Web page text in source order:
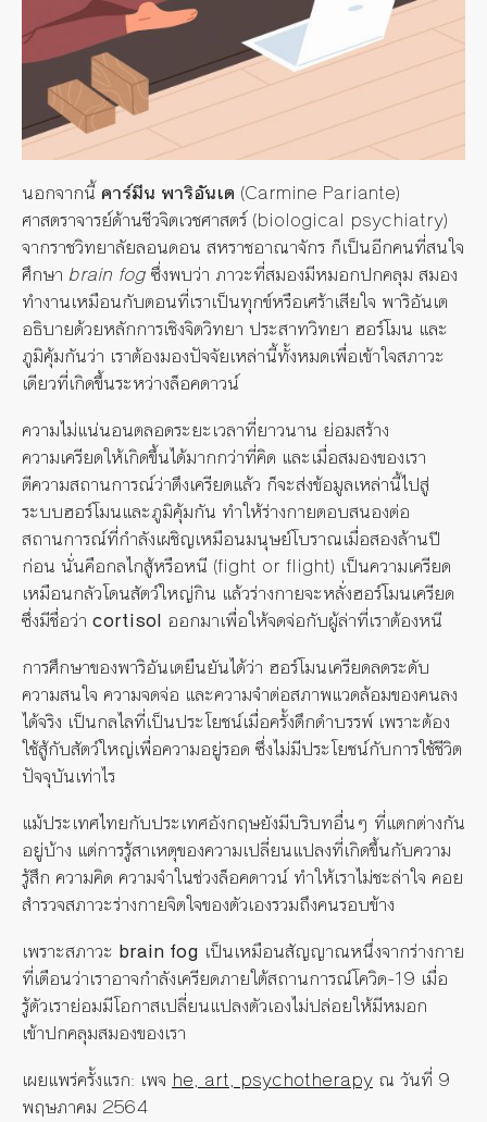
นอกจากนี้ คาร์มีน พาริอันเต (Carmine Pariante)
ศาสตราจารย์ด้านชีวจิตเวชศาสตร์ (biological psychiatry)
จากราชวิทยาลัยลอนดอน สหราชอาณาจักร ก็เป็นอีกคนที่สนใจ
ศึกษา brain fogซึ่งพบว่า ภาวะที่สมองมีหมอกปกคลุม สมอง
ทำงานเหมือนกับตอนที่เราเป็นทุกข์หรือเศร้าเสียใจ พาริอันเต
อธิบายด้วยหลักการเชิงจิตวิทยา ประสาทวิทยา ฮอร์โมน และ
ภูมิคุ้มกันว่า เราต้องมองปัจจัยเหล่านี้ทั้งหมดเพื่อเข้าใจสภาวะ
เดียวที่เกิดขึ้นระหว่างล็อคดาวน์
ความไม่แน่นอนตลอดระยะเวลาที่ยาวนาน ย่อมสร้าง
ความเครียดให้เกิดขึ้นได้มากกว่าที่คิด และเมื่อสมองของเรา
ตีความสถานการณ์ว่าตึงเครียดแล้ว ก็จะส่งข้อมูลเหล่านี้ไปสู่
ระบบฮอร์โมนและภูมิคุ้มกัน ทำให้ร่างกายตอบสนองต่อ
สถานการณ์ที่กำลังเผชิญเหมือนมนุษย์โบราณเมื่อสองล้านปี
ก่อน นั่นคือกลไกสู้หรือหนี (fight or flight) เป็นความเครียด
เหมือนกลัวโดนสัตว์ใหญ่กิน แล้วร่างกายจะหลั่งฮอร์โมนเครียด
ซึ่งมีชื่อว่า cortisol ออกมาเพื่อให้จดจ่อกับผู้ล่าที่เราต้องหนี
การศึกษาของพาริอันเตยืนยันได้ว่า ฮอร์โมนเครียดลดระดับ
ความสนใจ ความจดจ่อ และความจำต่อสภาพแวดล้อมของคนลง
ได้จริง เป็นกลไลที่เป็นประโยชน์เมื่อครั้งดึกดําบรรพ์ เพราะต้อง
ใช้สู้กับสัตว์ใหญ่เพื่อความอยู่รอด ซึ่งไม่มีประโยชน์กับการใช้ชีวิต
ปัจจุบันเท่าไร
แม้ประเทศไทยกับประเทศอังกฤษยังมีบริบทอื่นๆ ที่แตกต่างกัน
อยู่บ้าง แต่การรู้สาเหตุของความเปลี่ยนแปลงที่เกิดขึ้นกับความ
รู้สึก ความคิด ความจำในช่วงล็อคดาวน์ ทำให้เราไม่ชะล่าใจ คอย
สำรวจสภาวะร่างกายจิตใจของตัวเองรวมถึงคนรอบข้าง
เพราะสภาวะ brain fog เป็นเหมือนสัญญาณหนึ่งจากร่างกาย
ที่เตือนว่าเราอาจกำลังเครียดภายใต้สถานการณ์โควิด-19 เมื่อ
รู้ตัวเราย่อมมีโอกาสเปลี่ยนแปลงตัวเองไม่ปล่อยให้มีหมอก
เข้าปกคลุมสมองของเรา
เผยแพร่ครั้งแรก: เพจ he, art, psychotherapy ณ วันที่ 9
พฤษภาคม 2564